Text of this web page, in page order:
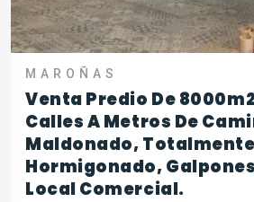
MAROÑAS
Venta Predio De
Calles A Metros De
Maldonado, Totalmente
Hormigonado,
Local Comercial.